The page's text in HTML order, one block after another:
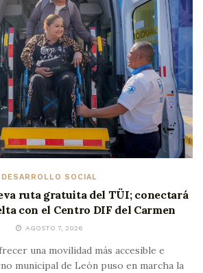
DESARROLLO SOCIAL
ruta gratuita del TÜI; conectará
con el Centro DIF del Carmen
AGOSTO 7, 2026
una movilidad más accesible e
municipal de León puso en marcha la